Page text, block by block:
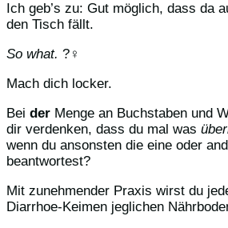
Ich geb’s zu: Gut möglich, dass da
den Tisch fällt.
So what. ?‍♀️
Mach dich locker.
Bei der Menge an Buchstaben und
dir verdenken, dass du mal was
wenn du ansonsten die eine oder
beantwortest?
Mit zunehmender Praxis wirst du
Diarrhoe-Keimen jeglichen